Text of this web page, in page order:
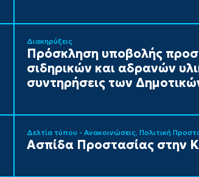
Διακηρύξεις
Πρόσκληση υποβολής
σιδηρικών και αδρανών
συντηρήσεις των
Δελτία τύπου - Ανακοινώσεις Πολιτική
Ασπίδα Προστασίας στην